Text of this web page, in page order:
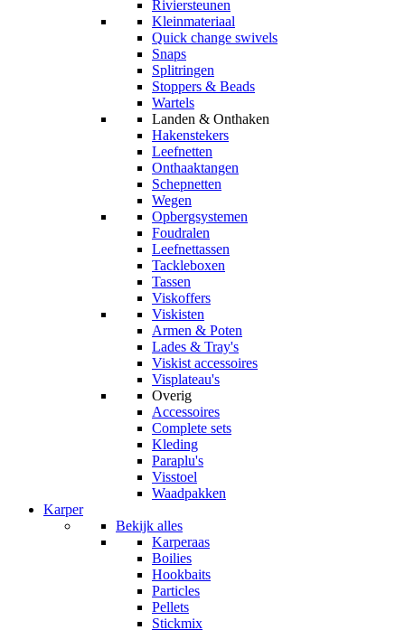
Riviersteunen
Kleinmateriaal
Quick change swivels
Snaps
Splitringen
Stoppers & Beads
Wartels
Landen & Onthaken
Hakenstekers
Leefnetten
Onthaaktangen
Schepnetten
Wegen
Opbergsystemen
Foudralen
Leefnettassen
Tackleboxen
Tassen
Viskoffers
Viskisten
Armen & Poten
Lades & Tray's
Viskist accessoires
Visplateau's
Overig
Accessoires
Complete sets
Kleding
Paraplu's
Visstoel
Waadpakken
Karper
Bekijk alles
Karperaas
Boilies
Hookbaits
Particles
Pellets
Stickmix